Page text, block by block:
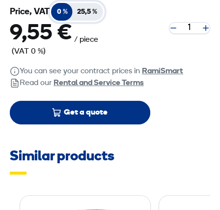
Price, VAT 0 % 25,5 %
9,55 € / piece
(VAT 0 %)
You can see your contract prices in RamiSmart
Read our Rental and Service Terms
Get a quote
Similar products